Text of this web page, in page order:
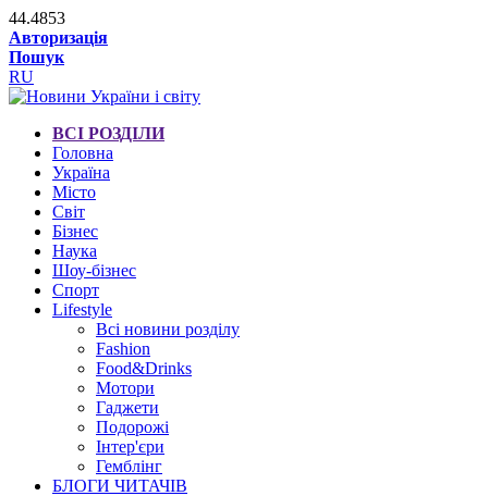
44.4853
Авторизація
Пошук
RU
ВСІ РОЗДІЛИ
Головна
Україна
Місто
Світ
Бізнес
Наука
Шоу-бізнес
Спорт
Lifestyle
Всі новини розділу
Fashion
Food&Drinks
Мотори
Гаджети
Подорожі
Інтер'єри
Гемблінг
БЛОГИ ЧИТАЧІВ